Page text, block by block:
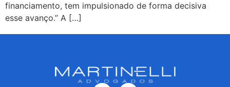
financiamento, tem impulsionado de forma decisiva
esse avanço.” A […]